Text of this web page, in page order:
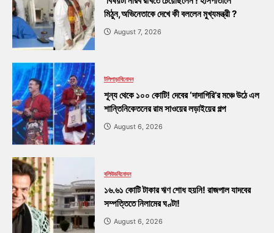
মিঠুন,অভিনেতাকে দেখে কী বললেন মুখ্যমন্ত্রী ?
August 7, 2026
টলিপাড়াবিনোদন
শূন্য থেকে ১০০ কোটি! দেবের ‘দাদাগিরি’র মঞ্চে উঠে এল
শান্তিনিকেতনের রাম সাওয়ের লড়াইয়ের গল্প
August 6, 2026
বলিউডবিনোদন
১৬.৬১ কোটি টাকার ঋণ শোধ হয়নি! রাজপাল যাদবের
সম্পত্তিতে নিলামের ঘণ্টা!
August 6, 2026